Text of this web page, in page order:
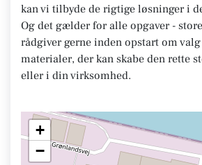
kan vi tilbyde de rigtige løsninger i
Og det gælder for alle opgaver -
rådgiver gerne inden opstart om
materialer, der kan skabe den rette
eller i din virksomhed.
+
−